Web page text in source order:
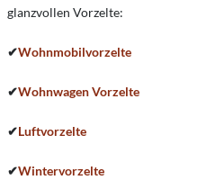
glanzvollen Vorzelte:
✔Wohnmobilvorzelte
✔Wohnwagen Vorzelte
✔Luftvorzelte
✔Wintervorzelte